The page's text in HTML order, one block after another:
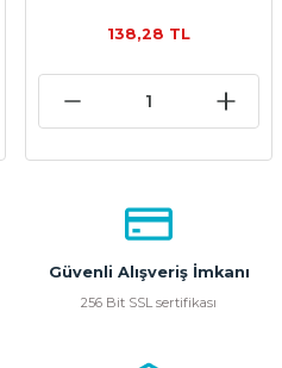
138,28 TL
Güvenli Alışveriş İmkanı
256 Bit SSL sertifikası